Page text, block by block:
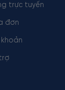
trực tuyến
đơn